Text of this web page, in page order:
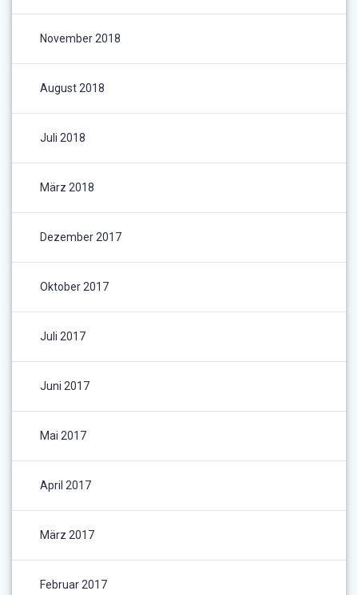
November 2018
August 2018
Juli 2018
März 2018
Dezember 2017
Oktober 2017
Juli 2017
Juni 2017
Mai 2017
April 2017
März 2017
Februar 2017